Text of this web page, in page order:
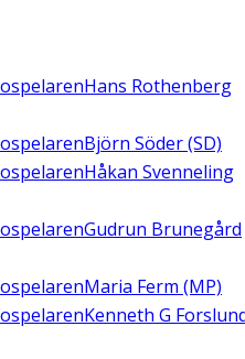
Hans Rothenberg
Björn Söder (SD)
Håkan Svenneling
Gudrun Brunegård
Maria Ferm (MP)
Kenneth G